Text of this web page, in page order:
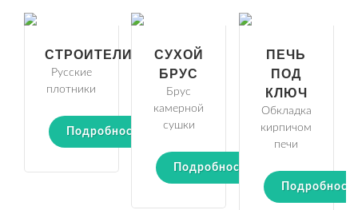
СТРОИТЕЛИ
Русские
плотники
Подробности
СУХОЙ
БРУС
Брус
камерной
сушки
Подробности
ПЕЧЬ
ПОД
КЛЮЧ
Обкладка
кирпичом
печи